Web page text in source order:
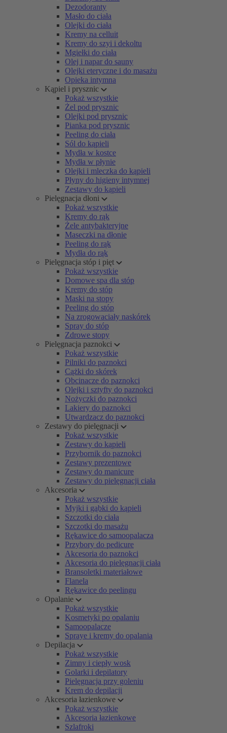
Dezodoranty
Masło do ciała
Olejki do ciała
Kremy na celluit
Kremy do szyi i dekoltu
Mgiełki do ciała
Olej i napar do sauny
Olejki eteryczne i do masażu
Opieka intymna
Kąpiel i prysznic
Pokaż wszystkie
Żel pod prysznic
Olejki pod prysznic
Pianka pod prysznic
Peeling do ciała
Sól do kąpieli
Mydła w kostce
Mydła w płynie
Olejki i mleczka do kąpieli
Płyny do higieny intymnej
Zestawy do kąpieli
Pielęgnacja dłoni
Pokaż wszystkie
Kremy do rąk
Żele antybakteryjne
Maseczki na dłonie
Peeling do rąk
Mydła do rąk
Pielęgnacja stóp i pięt
Pokaż wszystkie
Domowe spa dla stóp
Kremy do stóp
Maski na stopy
Peeling do stóp
Na zrogowaciały naskórek
Spray do stóp
Zdrowe stopy
Pielęgnacja paznokci
Pokaż wszystkie
Pilniki do paznokci
Cążki do skórek
Obcinacze do paznokci
Olejki i sztyfty do paznokci
Nożyczki do paznokci
Lakiery do paznokci
Utwardzacz do paznokci
Zestawy do pielęgnacji
Pokaż wszystkie
Zestawy do kąpieli
Przybornik do paznokci
Zestawy prezentowe
Zestawy do manicure
Zestawy do pielęgnacji ciała
Akcesoria
Pokaż wszystkie
Myjki i gąbki do kąpieli
Szczotki do ciała
Szczotki do masażu
Rękawice do samoopalacza
Przybory do pedicure
Akcesoria do paznokci
Akcesoria do pielęgnacji ciała
Bransoletki materiałowe
Flanela
Rękawice do peelingu
Opalanie
Pokaż wszystkie
Kosmetyki po opalaniu
Samoopalacze
Spraye i kremy do opalania
Depilacja
Pokaż wszystkie
Zimny i ciepły wosk
Golarki i depilatory
Pielęgnacja przy goleniu
Krem do depilacji
Akcesoria łazienkowe
Pokaż wszystkie
Akcesoria łazienkowe
Szlafroki